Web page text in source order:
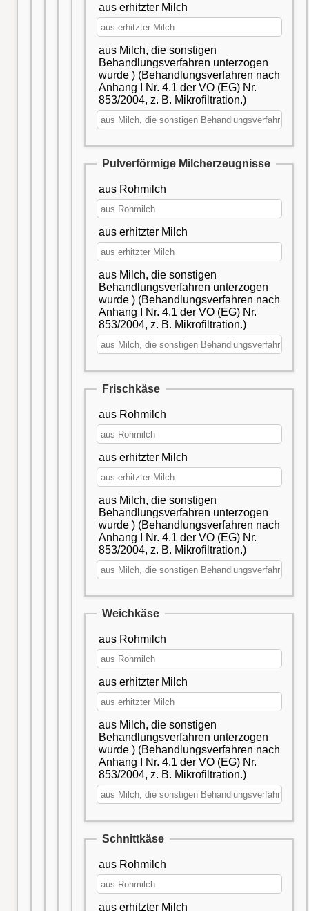
aus erhitzter Milch
aus Milch, die sonstigen
Behandlungsverfahren unterzogen
wurde ) (Behandlungsverfahren nach
Anhang I Nr. 4.1 der VO (EG) Nr.
853/2004, z. B. Mikrofiltration.)
Pulverförmige Milcherzeugnisse
aus Rohmilch
aus erhitzter Milch
aus Milch, die sonstigen
Behandlungsverfahren unterzogen
wurde ) (Behandlungsverfahren nach
Anhang I Nr. 4.1 der VO (EG) Nr.
853/2004, z. B. Mikrofiltration.)
Frischkäse
aus Rohmilch
aus erhitzter Milch
aus Milch, die sonstigen
Behandlungsverfahren unterzogen
wurde ) (Behandlungsverfahren nach
Anhang I Nr. 4.1 der VO (EG) Nr.
853/2004, z. B. Mikrofiltration.)
Weichkäse
aus Rohmilch
aus erhitzter Milch
aus Milch, die sonstigen
Behandlungsverfahren unterzogen
wurde ) (Behandlungsverfahren nach
Anhang I Nr. 4.1 der VO (EG) Nr.
853/2004, z. B. Mikrofiltration.)
Schnittkäse
aus Rohmilch
aus erhitzter Milch